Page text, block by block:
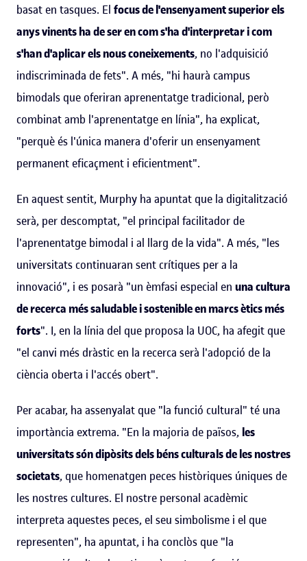
basat en tasques. El focus de l'ensenyament superior els
anys vinents ha de ser en com s'ha d'interpretar i com
s'han d'aplicar els nous coneixements, no l'adquisició
indiscriminada de fets". A més, "hi haurà campus
bimodals que oferiran aprenentatge tradicional, però
combinat amb l'aprenentatge en línia", ha explicat,
"perquè és l'única manera d'oferir un ensenyament
permanent eficaçment i eficientment".
En aquest sentit, Murphy ha apuntat que la digitalització
serà, per descomptat, "el principal facilitador de
l'aprenentatge bimodal i al llarg de la vida". A més, "les
universitats continuaran sent crítiques per a la
innovació", i es posarà "un èmfasi especial en una cultura
de recerca més saludable i sostenible en marcs ètics més
forts". I, en la línia del que proposa la UOC, ha afegit que
"el canvi més dràstic en la recerca serà l'adopció de la
ciència oberta i l'accés obert".
Per acabar, ha assenyalat que "la funció cultural" té una
importància extrema. "En la majoria de països, les
universitats són dipòsits dels béns culturals de les nostres
societats, que homenatgen peces històriques úniques de
les nostres cultures. El nostre personal acadèmic
interpreta aquestes peces, el seu simbolisme i el que
representen", ha apuntat, i ha conclòs que "la